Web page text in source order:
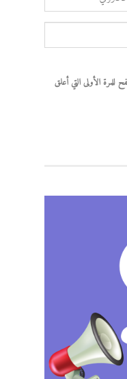
للمرة الأولى التي أعلق